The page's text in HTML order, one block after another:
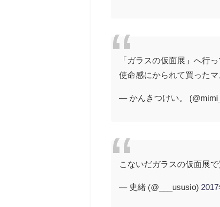
「ガラスの仮面展」へ行っ
使命感にかられて買ったマ
— かんきつけい。
こないだガラスの仮面展
— 史緒 (@___ususio)